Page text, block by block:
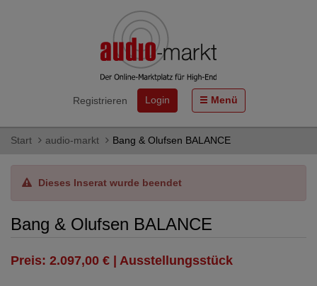
Registrieren Login Menü
Start audio-markt Bang & Olufsen BALANCE
Dieses Inserat wurde beendet
Bang & Olufsen BALANCE
Preis: 2.097,00 € | Ausstellungsstück